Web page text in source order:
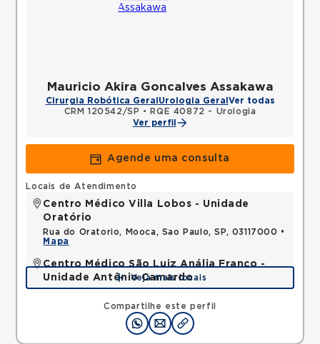
Mauricio Akira Goncalves Assakawa
Cirurgia Robótica Geral Urologia Geral Ver todas
CRM 120542/SP •
RQE 40872 - Urologia
Ver perfil
Agende uma consulta
Compartilhe este perfil
Locais de Atendimento
Centro Médico Villa Lobos - Unidade
Oratório
Rua do Oratorio, Mooca, Sao Paulo, SP, 03117000 •
Mapa
Centro Médico São Luiz Anália Franco -
Unidade Antônio Camardo
Rua Antonio Camardo, Tatuape, Sao Paulo, SP,
Mapa
Veja mais locais